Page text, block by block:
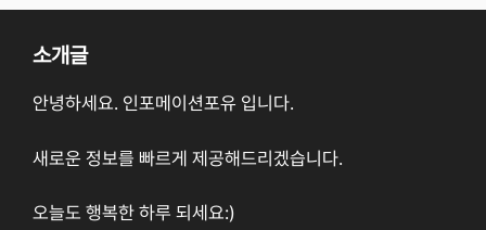
소개글
안녕하세요. 인포메이션포유 입니다.
새로운 정보를 빠르게 제공해드리겠습니다.
오늘도 행복한 하루 되세요:)